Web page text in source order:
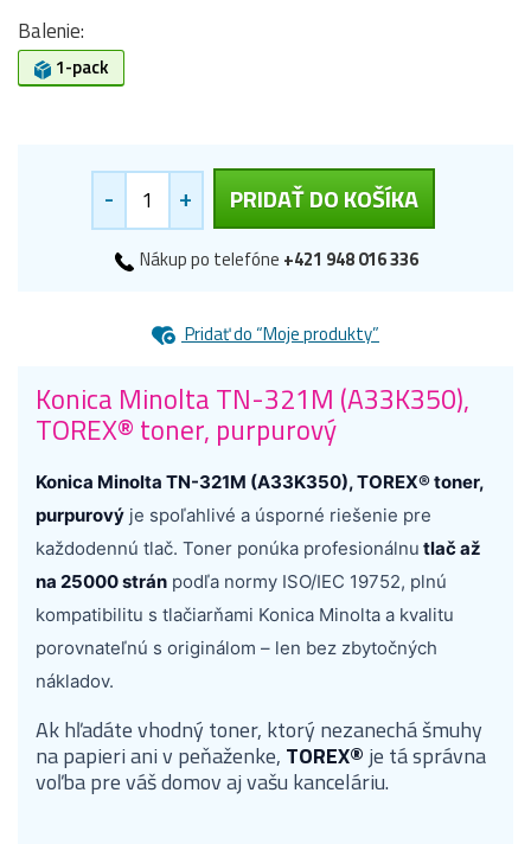
Balenie:
1-pack
- + PRIDAŤ DO KOŠÍKA
Nákup po telefóne +421 948 016 336
Pridať do “Moje produkty”
Konica Minolta TN-321M (A33K350),
TOREX® toner, purpurový
Konica Minolta TN-321M (A33K350), TOREX® toner,
purpurový je spoľahlivé a úsporné riešenie pre
každodennú tlač. Toner ponúka profesionálnu tlač až
na 25000 strán podľa normy ISO/IEC 19752, plnú
kompatibilitu s tlačiarňami Konica Minolta a kvalitu
porovnateľnú s originálom – len bez zbytočných
nákladov.
Ak hľadáte vhodný toner, ktorý nezanechá šmuhy
na papieri ani v peňaženke, TOREX® je tá správna
voľba pre váš domov aj vašu kanceláriu.